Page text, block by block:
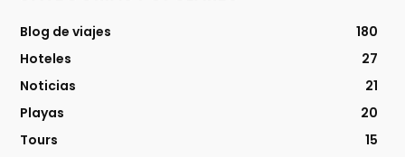
Blog de viajes
180
Hoteles
27
Noticias
21
Playas
20
Tours
15